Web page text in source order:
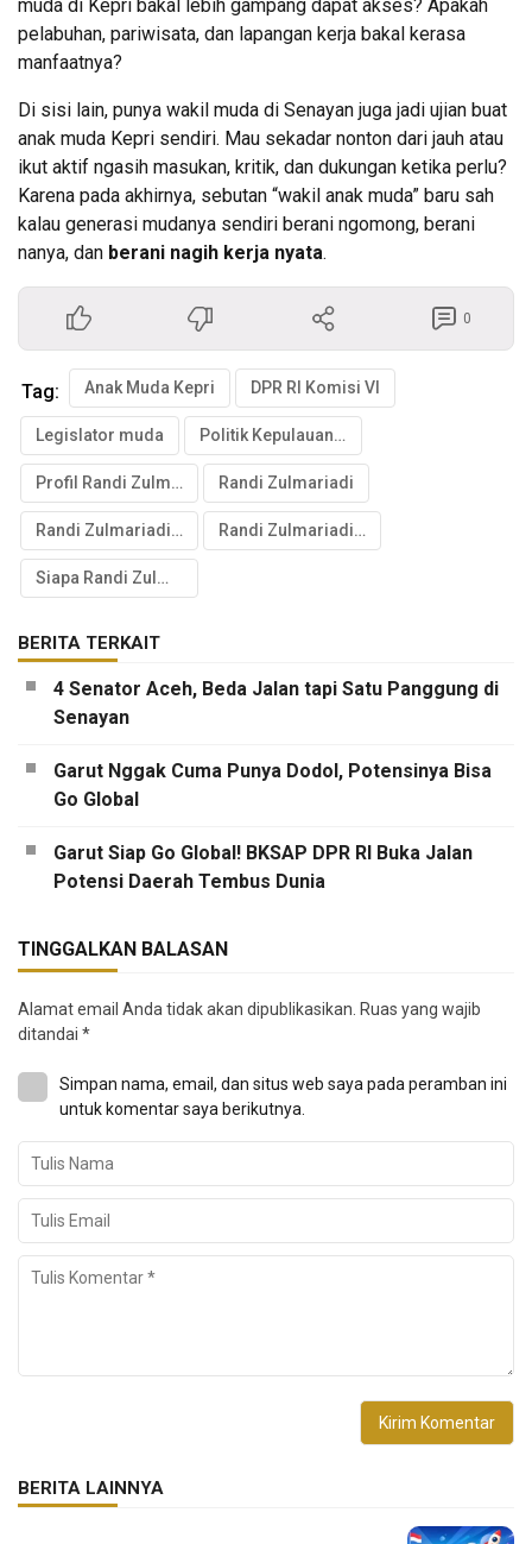
muda di Kepri bakal lebih gampang dapat akses? Apakah
pelabuhan, pariwisata, dan lapangan kerja bakal kerasa
manfaatnya?
Di sisi lain, punya wakil muda di Senayan juga jadi ujian buat
anak muda Kepri sendiri. Mau sekadar nonton dari jauh atau
ikut aktif ngasih masukan, kritik, dan dukungan ketika perlu?
Karena pada akhirnya, sebutan “wakil anak muda” baru sah
kalau generasi mudanya sendiri berani ngomong, berani
nanya, dan berani nagih kerja nyata.
0
Tag: Anak Muda Kepri DPR RI Komisi VI
Legislator muda Politik Kepulauan Riau
Profil Randi Zulmariadi Randi Zulmariadi
Randi Zulmariadi DPR Randi Zulmariadi Nasdem
Siapa Randi Zulmariadi
BERITA TERKAIT
4 Senator Aceh, Beda Jalan tapi Satu Panggung di
Senayan
Garut Nggak Cuma Punya Dodol, Potensinya Bisa
Go Global
Garut Siap Go Global! BKSAP DPR RI Buka Jalan
Potensi Daerah Tembus Dunia
TINGGALKAN BALASAN
Alamat email Anda tidak akan dipublikasikan. Ruas yang wajib
ditandai *
Simpan nama, email, dan situs web saya pada peramban ini
untuk komentar saya berikutnya.
BERITA LAINNYA